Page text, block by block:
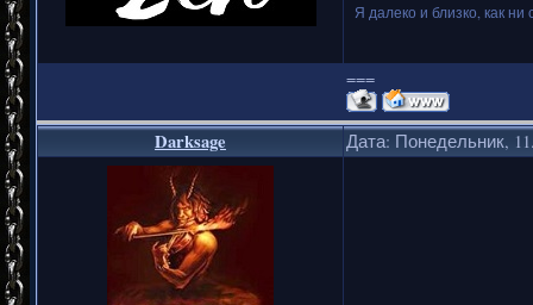
Я далеко и близко, как ни
===
Darksage Дата: Понедельник,